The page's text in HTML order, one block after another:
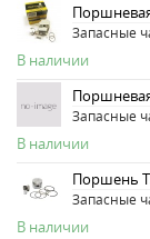
Поршневая
Запасные
В наличии
Запасные
В наличии
Поршень
Запасные
В наличии